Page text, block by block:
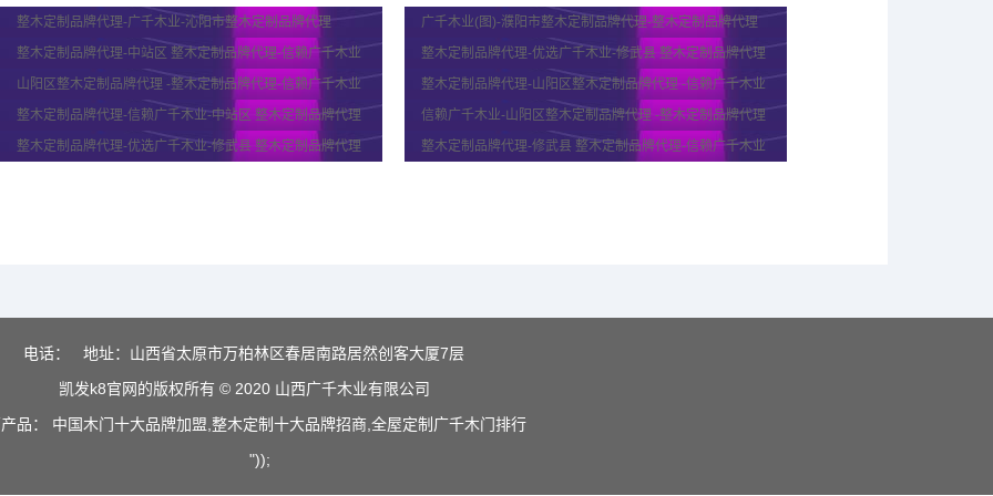
整木定制品牌代理-广千木业-沁阳市整木定制品牌代理
广千木业(图)-濮阳市整木定制品牌代理-整木定制品牌代理
整木定制品牌代理-中站区 整木定制品牌代理-信赖广千木业
整木定制品牌代理-优选广千木业-修武县 整木定制品牌代理
山阳区整木定制品牌代理 -整木定制品牌代理-信赖广千木业
整木定制品牌代理-山阳区整木定制品牌代理 -信赖广千木业
整木定制品牌代理-信赖广千木业-中站区 整木定制品牌代理
信赖广千木业-山阳区整木定制品牌代理 -整木定制品牌代理
整木定制品牌代理-优选广千木业-修武县 整木定制品牌代理
整木定制品牌代理-修武县 整木定制品牌代理-信赖广千木业
电话：
地址：山西省太原市万柏林区春居南路居然创客大厦7层
凯发k8官网的版权所有 © 2020 山西广千木业有限公司
品： 中国木门十大品牌加盟,整木定制十大品牌招商,全屋定制广千木门排行
"));